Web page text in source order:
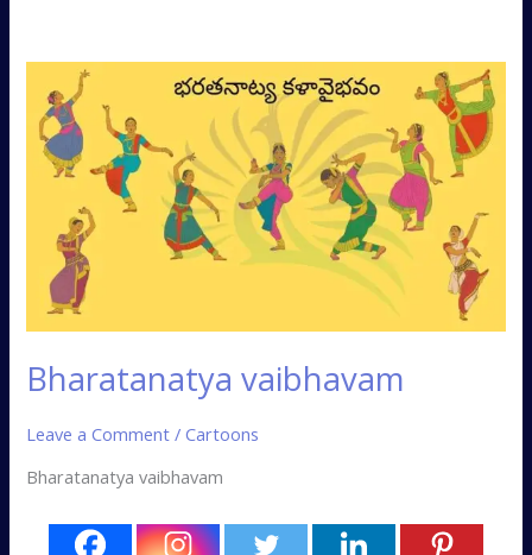
Bharatanatya vaibhavam
Leave a Comment /Cartoons
Bharatanatya vaibhavam
Bharatanatya
vaibhavam